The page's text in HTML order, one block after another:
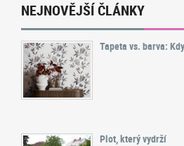
NEJNOVĚJŠÍ ČLÁNKY
Tapeta vs. barva:
Plot, který vydrží